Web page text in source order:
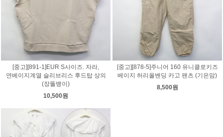
[중고][891-1]EUR S사이즈. 자라,
연베이지계열 슬리브리스 후드탑 상의
(장똘뱅이)
10,500원
[중고][878-5]주니어 160 유니클로키즈
베이지 허리올밴딩 카고 팬츠 (기은맘)
8,500원